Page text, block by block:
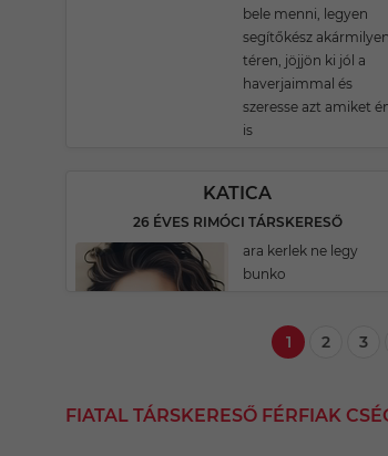
bele menni, legyen
segítőkész akármilyen
téren, jöjjön ki jól a
haverjaimmal és
szeresse azt amiket
is
KATICA
26 ÉVES RIMÓCI TÁRSKERESŐ
ara kerlek ne legy
bunko
1 2 3
FIATAL TÁRSKERESŐ FÉRFIAK